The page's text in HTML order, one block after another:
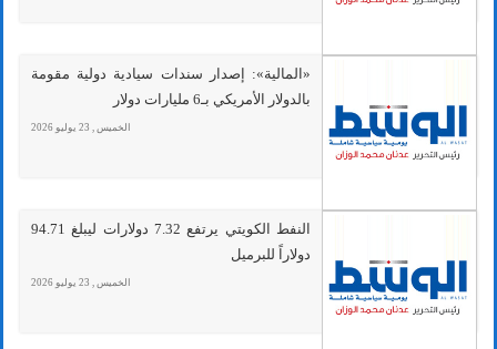
«المالية»: إصدار سندات سيادية دولية مقومة
بالدولار الأمريكي بـ6 مليارات دولار
الخميس , 23 يوليو 2026
النفط الكويتي يرتفع 7.32 دولارات ليبلغ 94.71
دولاراً للبرميل
الخميس , 23 يوليو 2026